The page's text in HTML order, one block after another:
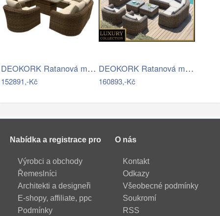
DEOKORK Ratanová modulová jídelní…
152891,-Kč
DEOKORK Ratanová modulová sestava…
160893,-Kč
Nabídka a registrace pro
Výrobci a obchody
Řemeslníci
Architekti a designeři
E-shopy, affiliate, ppc
Podmínky
O nás
Kontakt
Odkazy
Všeobecné podmínky
Soukromí
RSS